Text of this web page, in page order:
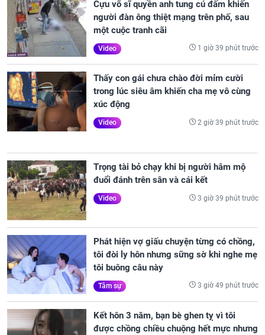
Cựu võ sĩ quyền anh tung cú đấm khiến
người đàn ông thiệt mạng trên phố, sau
một cuộc tranh cãi
Video 1 giờ 39 phút trước
Thấy con gái chưa chào đời mỉm cười
trong lúc siêu âm khiến cha mẹ vô cùng
xúc động
Video 2 giờ 39 phút trước
Trọng tài bỏ chạy khi bị người hâm mộ
đuổi đánh trên sân và cái kết
Video 3 giờ 39 phút trước
Phát hiện vợ giấu chuyện từng có chồng,
tôi đòi ly hôn nhưng sững sờ khi nghe mẹ
tôi buông câu này
Tâm sự 3 giờ 49 phút trước
Kết hôn 3 năm, bạn bè ghen tỵ vì tôi
được chồng chiều chuộng hết mực nhưng